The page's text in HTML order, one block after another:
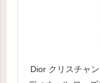
Dior クリスチャ